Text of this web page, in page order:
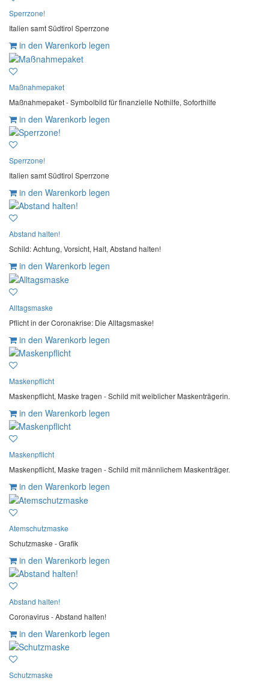
Sperrzone!
Italien samt Südtirol Sperrzone
in den Warenkorb legen
Maßnahmepaket
Maßnahmepaket - Symbolbild für finanzielle Nothilfe, Soforthilfe
in den Warenkorb legen
Sperrzone!
Italien samt Südtirol Sperrzone
in den Warenkorb legen
Abstand halten!
Schild: Achtung, Vorsicht, Halt, Abstand halten!
in den Warenkorb legen
Alltagsmaske
Pflicht in der Coronakrise: Die Alltagsmaske!
in den Warenkorb legen
Maskenpflicht
Maskenpflicht, Maske tragen - Schild mit weiblicher Maskenträgerin.
in den Warenkorb legen
Maskenpflicht
Maskenpflicht, Maske tragen - Schild mit männlichem Maskenträger.
in den Warenkorb legen
Atemschutzmaske
Schutzmaske - Grafik
in den Warenkorb legen
Abstand halten!
Coronavirus - Abstand halten!
in den Warenkorb legen
Schutzmaske